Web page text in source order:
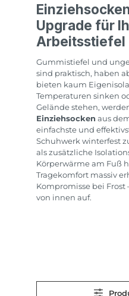
Upgrade für
Arbeitsstiefel
Gummistiefel und
sind praktisch, haben
bieten kaum
Temperaturen sinken
Gelände stehen,
Einziehsocken aus
einfachste und
Schuhwerk winterfest
als zusätzliche
Körperwärme am Fuß
Tragekomfort massiv
Kompromisse bei Frost
von innen auf.